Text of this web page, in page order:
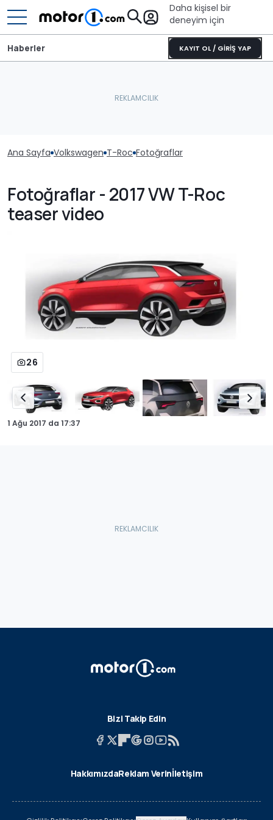
Daha kişisel bir
deneyim için
KAYIT OL / GİRİŞ YAP
Haberler
Ana Sayfa Volkswagen T-Roc Fotoğraflar
Fotoğraflar - 2017 VW T-Roc
teaser video
26
1 Ağu 2017 da 17:37
Bizi Takip Edin
HakkımızdaReklam Verinİletişim